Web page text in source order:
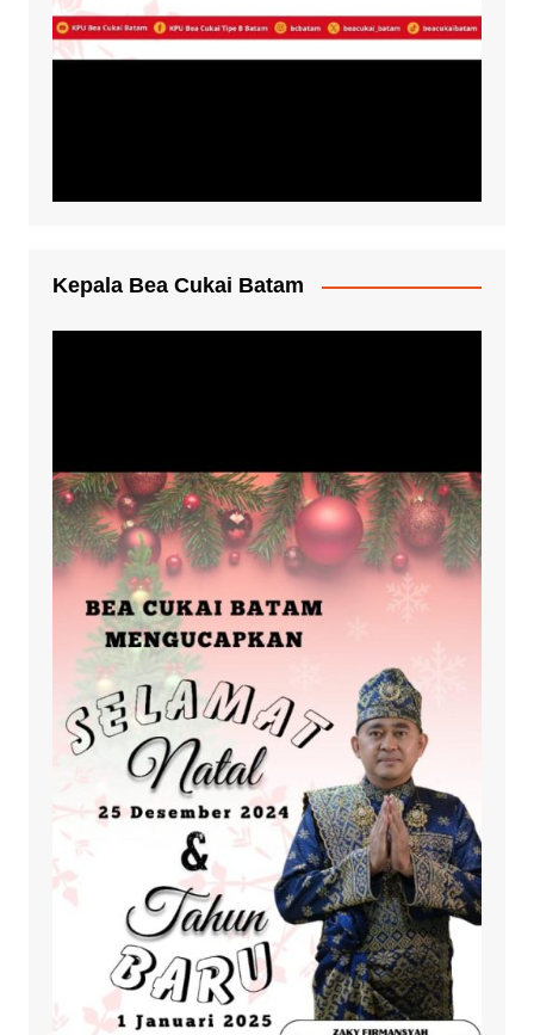
Kepala Bea Cukai Batam